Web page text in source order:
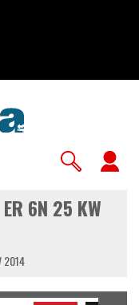
6N 25 KW
2014